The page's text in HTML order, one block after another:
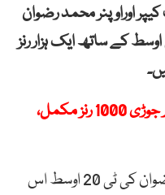
اوراوپنر محمد رضوان
کے ساتھ ایک ہزار رنز
بابر اعظم اور محمد رضوان کے بطور جوڑی 1000 رنز مکمل،
اعداد و شمار کے مطابق ۔محمد رضوان کی ٹی 20 اوسط اس